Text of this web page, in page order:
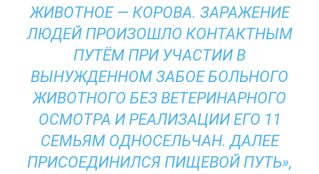
ЖИВОТНОЕ — КОРОВА. ЗАРАЖЕНИЕ
ЛЮДЕЙ ПРОИЗОШЛО КОНТАКТНЫМ
ПУТЁМ ПРИ УЧАСТИИ В
ВЫНУЖДЕННОМ ЗАБОЕ БОЛЬНОГО
ЖИВОТНОГО БЕЗ ВЕТЕРИНАРНОГО
ОСМОТРА И РЕАЛИЗАЦИИ ЕГО 11
СЕМЬЯМ ОДНОСЕЛЬЧАН. ДАЛЕЕ
ПРИСОЕДИНИЛСЯ ПИЩЕВОЙ ПУТЬ»,